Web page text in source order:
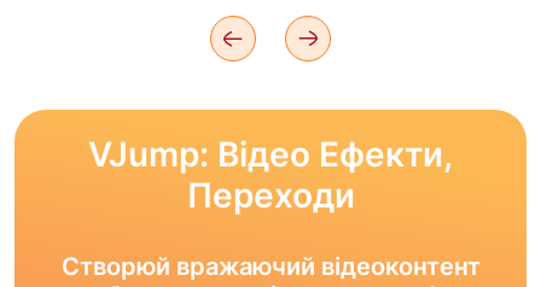
VJump: Відео Ефекти,
Переходи
Створюй вражаючий відеоконтент